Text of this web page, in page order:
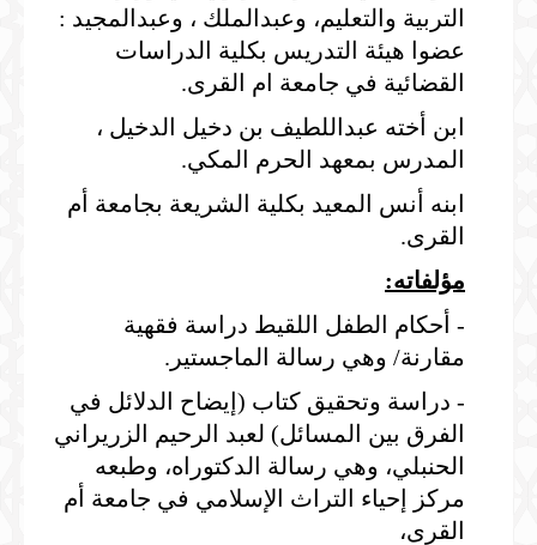
التربية والتعليم، وعبدالملك ، وعبدالمجيد :
عضوا هيئة التدريس بكلية الدراسات
القضائية في جامعة ام القرى.
ابن أخته عبداللطيف بن دخيل الدخيل ،
المدرس بمعهد الحرم المكي.
ابنه أنس المعيد بكلية الشريعة بجامعة أم
القرى.
مؤلفاته:
- أحكام الطفل اللقيط دراسة فقهية
مقارنة/ وهي رسالة الماجستير.
- دراسة وتحقيق كتاب (إيضاح الدلائل في
الفرق بين المسائل) لعبد الرحيم الزريراني
الحنبلي، وهي رسالة الدكتوراه، وطبعه
مركز إحياء التراث الإسلامي في جامعة أم
القرى،